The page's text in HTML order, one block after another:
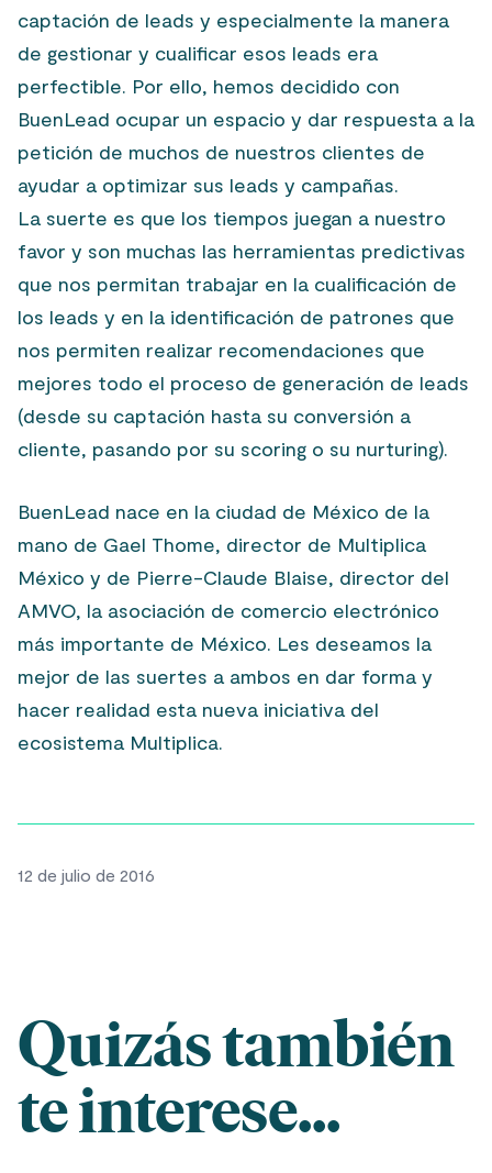
captación de leads y especialmente la manera
de gestionar y cualificar esos leads era
perfectible. Por ello, hemos decidido con
BuenLead ocupar un espacio y dar respuesta a la
petición de muchos de nuestros clientes de
ayudar a optimizar sus leads y campañas.
La suerte es que los tiempos juegan a nuestro
favor y son muchas las herramientas predictivas
que nos permitan trabajar en la cualificación de
los leads y en la identificación de patrones que
nos permiten realizar recomendaciones que
mejores todo el proceso de generación de leads
(desde su captación hasta su conversión a
cliente, pasando por su scoring o su nurturing).
BuenLead nace en la ciudad de México de la
mano de Gael Thome, director de Multiplica
México y de Pierre-Claude Blaise, director del
AMVO, la asociación de comercio electrónico
más importante de México. Les deseamos la
mejor de las suertes a ambos en dar forma y
hacer realidad esta nueva iniciativa del
ecosistema Multiplica.
12 de julio de 2016
Quizás también
te interese...